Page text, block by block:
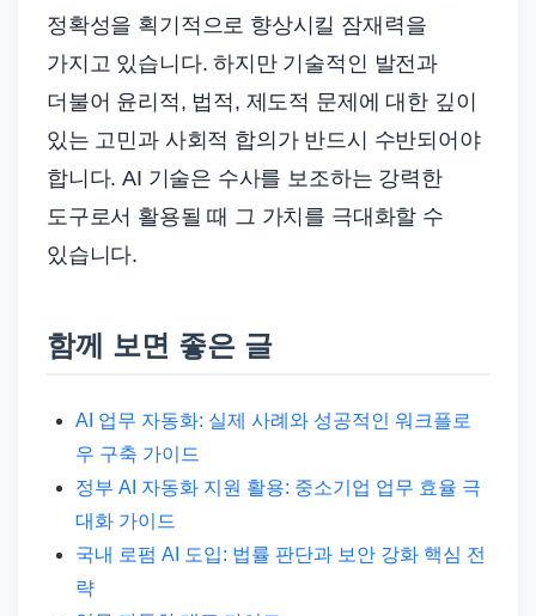
정확성을 획기적으로 향상시킬 잠재력을
가지고 있습니다. 하지만 기술적인 발전과
더불어 윤리적, 법적, 제도적 문제에 대한 깊이
있는 고민과 사회적 합의가 반드시 수반되어야
합니다. AI 기술은 수사를 보조하는 강력한
도구로서 활용될 때 그 가치를 극대화할 수
있습니다.
함께 보면 좋은 글
AI 업무 자동화: 실제 사례와 성공적인 워크플로
우 구축 가이드
정부 AI 자동화 지원 활용: 중소기업 업무 효율 극
대화 가이드
국내 로펌 AI 도입: 법률 판단과 보안 강화 핵심 전
략